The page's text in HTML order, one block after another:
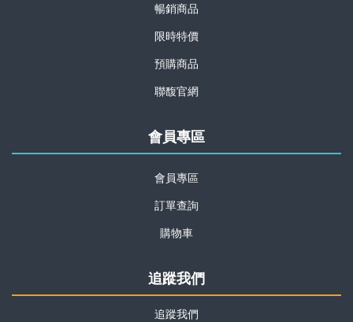
暢銷商品
限時特價
預購商品
聯馥官網
會員專區
會員專區
訂單查詢
購物車
追蹤我們
追蹤我們